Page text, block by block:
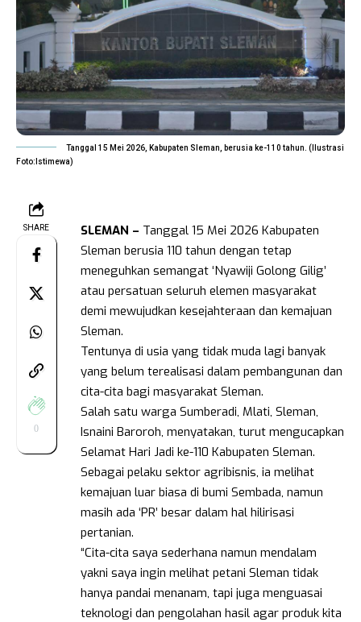
Tanggal 15 Mei 2026, Kabupaten Sleman, berusia ke-110 tahun. (Ilustrasi
Foto:Istimewa)
SHARE
0
SLEMAN – Tanggal 15 Mei 2026 Kabupaten
Sleman berusia 110 tahun dengan tetap
meneguhkan semangat ‘Nyawiji Golong Gilig’
atau persatuan seluruh elemen masyarakat
demi mewujudkan kesejahteraan dan kemajuan
Sleman.
Tentunya di usia yang tidak muda lagi banyak
yang belum terealisasi dalam pembangunan dan
cita-cita bagi masyarakat Sleman.
Salah satu warga Sumberadi, Mlati, Sleman,
Isnaini Baroroh, menyatakan, turut mengucapkan
Selamat Hari Jadi ke-110 Kabupaten Sleman.
Sebagai pelaku sektor agribisnis, ia melihat
kemajuan luar biasa di bumi Sembada, namun
masih ada ‘PR’ besar dalam hal hilirisasi
pertanian.
“Cita-cita saya sederhana namun mendalam
yakni saya ingin melihat petani Sleman tidak
hanya pandai menanam, tapi juga menguasai
teknologi dan pengolahan hasil agar produk kita